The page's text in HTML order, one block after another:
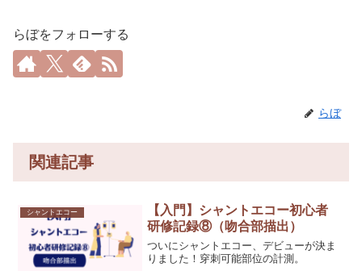
らぼをフォローする
らぼ
関連記事
シャントエコー
【入門】シャントエコー初心者
研修記録⑧（吻合部描出）
ついにシャントエコー、デビューが決ま
りました！穿刺可能部位の計測。